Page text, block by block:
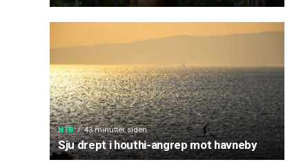
NTB 43 minutter siden
Sju drept i houthi-angrep mot havneby